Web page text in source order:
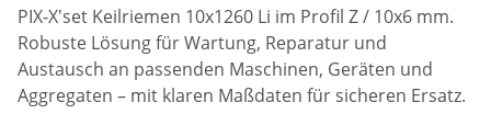
PIX-X'set Keilriemen 10x1260 Li im Profil Z / 10x6 mm.
Robuste Lösung für Wartung, Reparatur und
Austausch an passenden Maschinen, Geräten und
Aggregaten – mit klaren Maßdaten für sicheren Ersatz.